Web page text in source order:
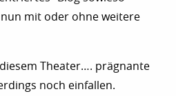
mit oder ohne weitere
Theater…. prägnante
noch einfallen.